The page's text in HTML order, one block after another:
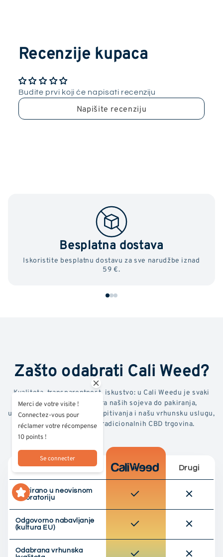
Recenzije kupaca
Budite prvi koji će napisati recenziju
Napišite recenziju
Besplatna dostava
Iskoristite besplatnu dostavu za sve narudžbe iznad
59 €.
Zašto odabrati Cali Weed?
Kvaliteta, transparentnost, iskustvo: u Cali Weedu je svaki
detalj važan. Od odabira naših sojeva do pakiranja,
uključujući laboratorijska ispitivanja i našu vrhunsku uslugu,
radimo puno više od tradicionalnih CBD trgovina.
Drugi
Testirano u neovisnom
laboratoriju
Odgovorno nabavljanje
(kultura EU)
Odabrana vrhunska
Merci de votre visite !
Connectez-vous pour
réclamer votre récompense
10 points !
Se connecter